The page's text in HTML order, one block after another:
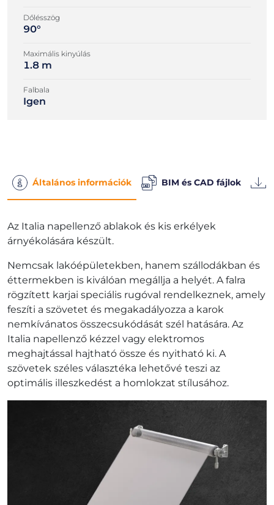
Dőlésszög
90°
Maximális kinyúlás
1.8 m
Falbala
Igen
Általános információk BIM és CAD fájlok
Az Italia napellenző ablakok és kis erkélyek
árnyékolására készült.
Nemcsak lakóépületekben, hanem szállodákban és
éttermekben is kiválóan megállja a helyét. A falra
rögzített karjai speciális rugóval rendelkeznek, amely
feszíti a szövetet és megakadályozza a karok
nemkívánatos összecsukódását szél hatására. Az
Italia napellenző kézzel vagy elektromos
meghajtással hajtható össze és nyitható ki. A
szövetek széles választéka lehetővé teszi az
optimális illeszkedést a homlokzat stílusához.